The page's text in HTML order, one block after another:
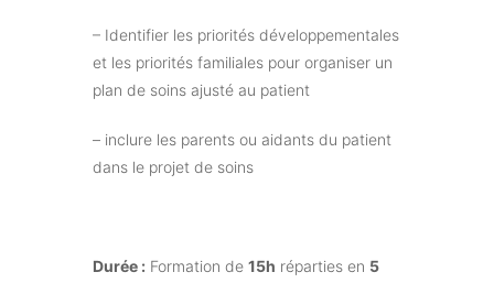
– Identifier les priorités développementales
et les priorités familiales pour organiser un
plan de soins ajusté au patient
– inclure les parents ou aidants du patient
dans le projet de soins
Durée : Formation de 15h réparties en 5